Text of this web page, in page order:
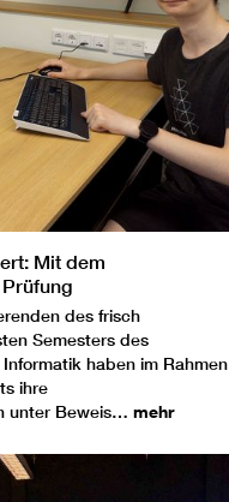
Mit dem
des frisch
Semesters des
haben im Rahmen
ihre
unter Beweis… mehr